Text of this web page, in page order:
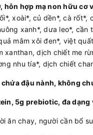
hỗn hợp mạ non hữu cơ
xoài*, củ dền*, cà
xanh*, dưa leo*,
mâm xôi đen*, việt
xanthan, dịch chiết me
nhu tía*, dịch chiết
đậu nành, không
5g prebiotic, đa dạng
ăn chay, người cần bổ